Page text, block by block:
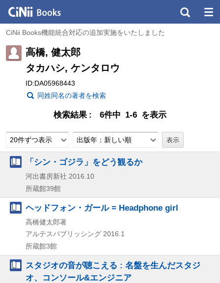
CiNii Books機能統合対応の追加実施をいたしました
高橋, 健太郎
タカハシ, ケンタロウ
ID:DA05968443
同姓同名の著者を検索
検索結果 6件中 1-6 を表示
20件ずつ表示 出版年：新しい順
「シン・ゴジラ」をどう観るか
河出書房新社 2016.10
所蔵館39館
ヘッドフォン・ガール = Headphone girl
高橋健太郎著
アルテスパブリッシング 2016.1
所蔵館3館
スタジオの音が聴こえる : 名盤を生んだスタジ
オ、コンソール&エンジニア